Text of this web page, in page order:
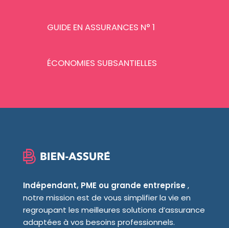
GUIDE EN ASSURANCES N° 1
ÉCONOMIES SUBSANTIELLES
Indépendant, PME ou grande entreprise ,
notre mission est de vous simplifier la vie en
regroupant les meilleures solutions d’assurance
adaptées à vos besoins professionnels.